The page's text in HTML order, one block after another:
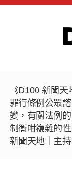
《D100 新聞
罪行條例公眾
變，有關法例
制衡咁複雜的
新聞天地｜主